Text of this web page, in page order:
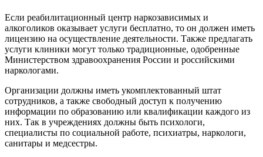
Если реабилитационный центр наркозависимых и
алкоголиков оказывает услуги бесплатно, то он должен иметь
лицензию на осуществление деятельности. Также предлагать
услуги клиники могут только традиционные, одобренные
Министерством здравоохранения России и российскими
наркологами.
Организации должны иметь укомплектованный штат
сотрудников, а также свободный доступ к получению
информации по образованию или квалификации каждого из
них. Так в учреждениях должны быть психологи,
специалисты по социальной работе, психиатры, наркологи,
санитары и медсестры.